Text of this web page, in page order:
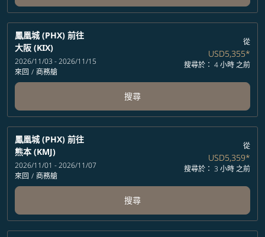
鳳凰城 (PHX) 前往
大阪 (KIX)
2026/11/03 - 2026/11/15
來回 / 商務艙
從
USD5,355*
搜尋於： 4 小時 之前
搜尋
鳳凰城 (PHX) 前往
熊本 (KMJ)
2026/11/01 - 2026/11/07
來回 / 商務艙
從
USD5,359*
搜尋於： 3 小時 之前
搜尋